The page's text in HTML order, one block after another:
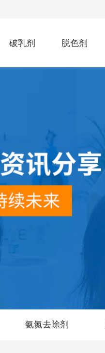
破乳剂 脱色剂
氨氮去除剂